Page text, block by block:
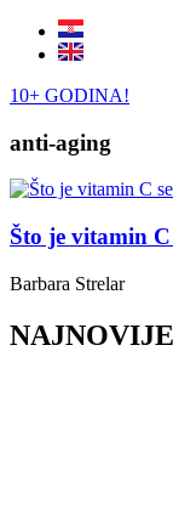
10+ GODINA!
anti-aging
Što je vitamin
Barbara Strelar
NAJNOVIJE